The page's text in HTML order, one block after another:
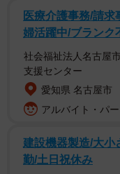
SNSでは、「由紀乃
ないですね」「今を
ん、かなり伸びまし
キな笑顔に癒されま
ぎ〜」などのコメン
市川さんは2025年4
医療介護事務/請
婦活躍中/ブランク
社会福祉法人名古屋
支援センター
愛知県 名古屋市
アルバイト・パ
建設機器製造/大小
勤/土日祝休み